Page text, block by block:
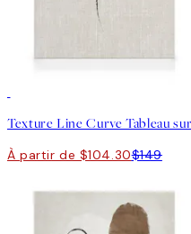
À partir de $104.30$149